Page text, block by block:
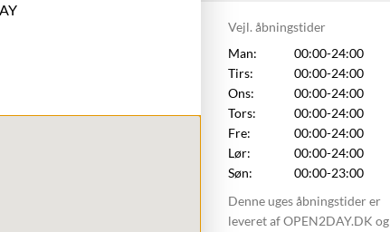
Vejl. åbningstider
Man:
00:00-24:00
Tirs:
00:00-24:00
Ons:
00:00-24:00
Tors:
00:00-24:00
Fre:
00:00-24:00
Lør:
00:00-24:00
Søn:
00:00-23:00
Denne uges åbningstider er
leveret af OPEN2DAY.DK og